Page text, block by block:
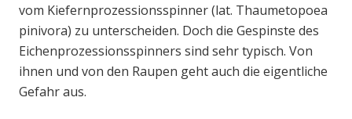
vom Kiefernprozessionsspinner (lat. Thaumetopoea
pinivora) zu unterscheiden. Doch die Gespinste des
Eichenprozessionsspinners sind sehr typisch. Von
ihnen und von den Raupen geht auch die eigentliche
Gefahr aus.